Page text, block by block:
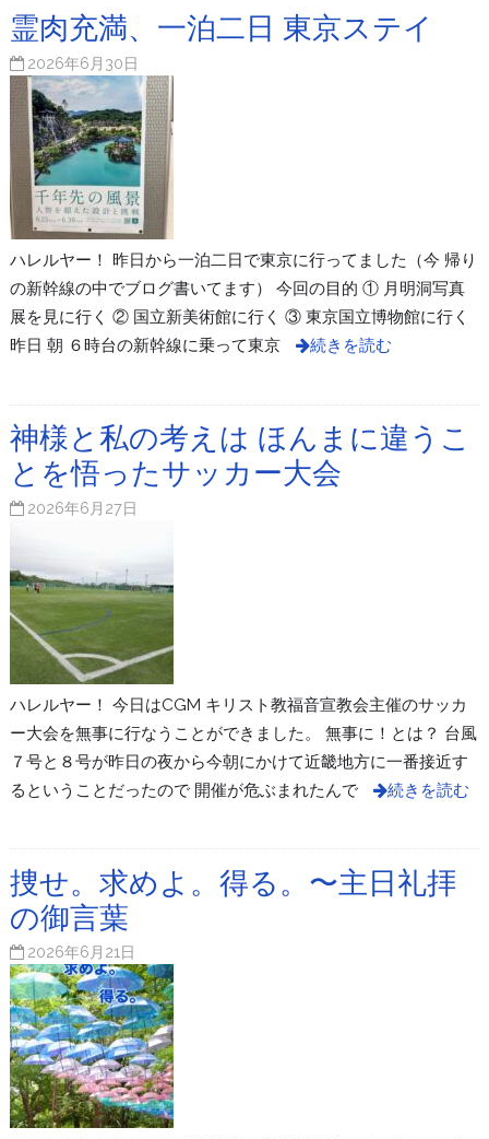
霊肉充満、一泊二日 東京ステイ
2026年6月30日
ハレルヤー！ 昨日から一泊二日で東京に行ってました（今 帰り
の新幹線の中でブログ書いてます） 今回の目的 ① 月明洞写真
展を見に行く ② 国立新美術館に行く ③ 東京国立博物館に行く
昨日 朝 ６時台の新幹線に乗って東京
続きを読む
神様と私の考えは ほんまに違うこ
とを悟ったサッカー大会
2026年6月27日
ハレルヤー！ 今日はCGM キリスト教福音宣教会主催のサッカ
ー大会を無事に行なうことができました。 無事に！とは？ 台風
７号と８号が昨日の夜から今朝にかけて近畿地方に一番接近す
るということだったので 開催が危ぶまれたんで
続きを読む
捜せ。求めよ。得る。〜主日礼拝
の御言葉
2026年6月21日